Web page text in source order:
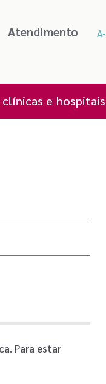
Atendimento
A-
e hospitais
Para estar